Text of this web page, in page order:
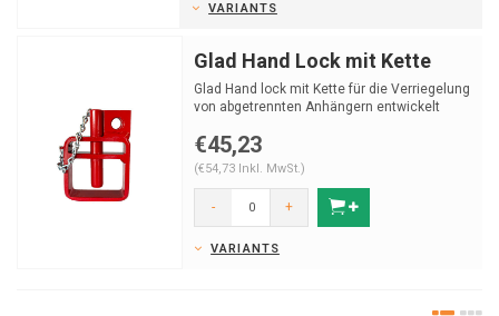
VARIANTS
Glad Hand Lock mit Kette
Glad Hand lock mit Kette für die Verriegelung
von abgetrennten Anhängern entwickelt
€45,23
(€54,73 Inkl. MwSt.)
- +
VARIANTS